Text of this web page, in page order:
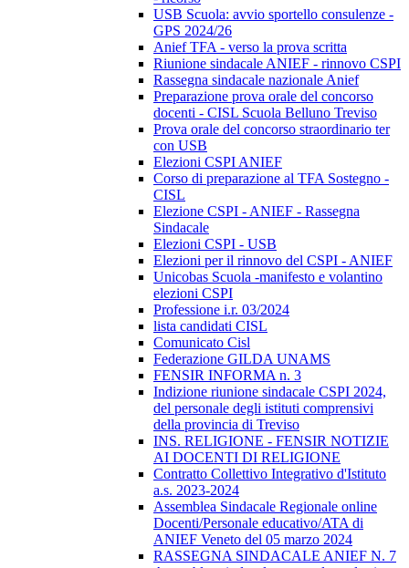
USB Scuola: avvio sportello consulenze -
GPS 2024/26
Anief TFA - verso la prova scritta
Riunione sindacale ANIEF - rinnovo CSPI
Rassegna sindacale nazionale Anief
Preparazione prova orale del concorso
docenti - CISL Scuola Belluno Treviso
Prova orale del concorso straordinario ter
con USB
Elezioni CSPI ANIEF
Corso di preparazione al TFA Sostegno -
CISL
Elezione CSPI - ANIEF - Rassegna
Sindacale
Elezioni CSPI - USB
Elezioni per il rinnovo del CSPI - ANIEF
Unicobas Scuola -manifesto e volantino
elezioni CSPI
Professione i.r. 03/2024
lista candidati CISL
Comunicato Cisl
Federazione GILDA UNAMS
FENSIR INFORMA n. 3
Indizione riunione sindacale CSPI 2024,
del personale degli istituti comprensivi
della provincia di Treviso
INS. RELIGIONE - FENSIR NOTIZIE
AI DOCENTI DI RELIGIONE
Contratto Collettivo Integrativo d'Istituto
a.s. 2023-2024
Assemblea Sindacale Regionale online
Docenti/Personale educativo/ATA di
ANIEF Veneto del 05 marzo 2024
RASSEGNA SINDACALE ANIEF N. 7